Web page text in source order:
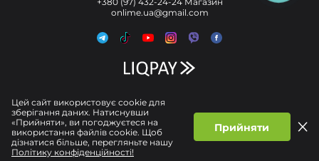
onlime.ua@gmail.com
Політика конфіденційності Договір публічної Оферти
Цей сайт використовує cookie для
зберігання даних. Натиснувши
«Прийняти», ви погоджуєтеся на
використання файлів cookie. Щоб
дізнатися більше, перегляньте нашу
Політику конфіденційності!
Прийняти